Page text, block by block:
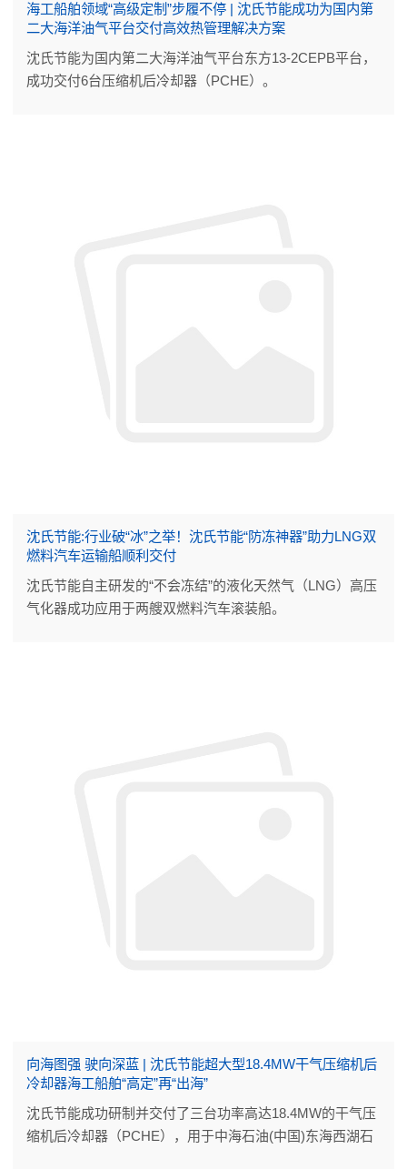
海工船舶领域“高级定制”步履不停 | 沈氏节能成功为国内第
二大海洋油气平台交付高效热管理解决方案
沈氏节能为国内第二大海洋油气平台东方13-2CEPB平台，
成功交付6台压缩机后冷却器（PCHE）。
沈氏节能:行业破“冰”之举！沈氏节能“防冻神器”助力LNG双
燃料汽车运输船顺利交付
沈氏节能自主研发的“不会冻结”的液化天然气（LNG）高压
气化器成功应用于两艘双燃料汽车滚装船。
向海图强 驶向深蓝 | 沈氏节能超大型18.4MW干气压缩机后
冷却器海工船舶“高定”再“出海”
沈氏节能成功研制并交付了三台功率高达18.4MW的干气压
缩机后冷却器（PCHE），用于中海石油(中国)东海西湖石